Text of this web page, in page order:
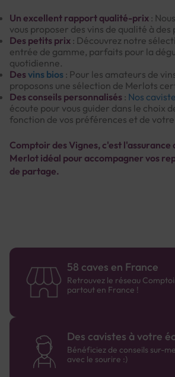
Un excellent rapport qualité-prix :
vous proposer des vins de qualité à
Des petits prix : Découvrez notre
entrée de gamme, parfaits pour la
quotidienne.
Desvins bios : Pour les amateurs de
proposons une sélection de Merlots
Des conseils personnalisés : Nos
écoute pour vous guider dans le choix
fonction de vos préférences et de
Comptoir des Vignes, c'est l'assurance
Merlot idéal pour accompagner vos
de partage.
58 caves en France
Retrouvez le réseau
partout en France !
Des cavistes à votre
Bénéficiez de conseils sur-
avec le sourire :)